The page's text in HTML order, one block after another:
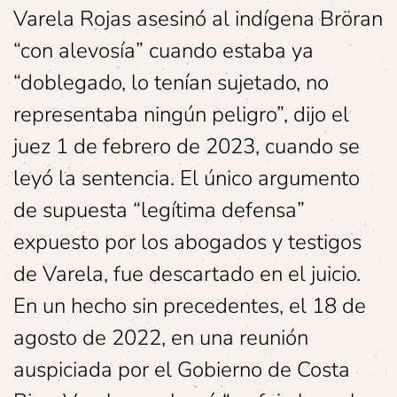
Varela Rojas asesinó al indígena Bröran
“con alevosía” cuando estaba ya
“doblegado, lo tenían sujetado, no
representaba ningún peligro”, dijo el
juez 1 de febrero de 2023, cuando se
leyó la sentencia. El único argumento
de supuesta “legítima defensa”
expuesto por los abogados y testigos
de Varela, fue descartado en el juicio.
En un hecho sin precedentes, el 18 de
agosto de 2022, en una reunión
auspiciada por el Gobierno de Costa